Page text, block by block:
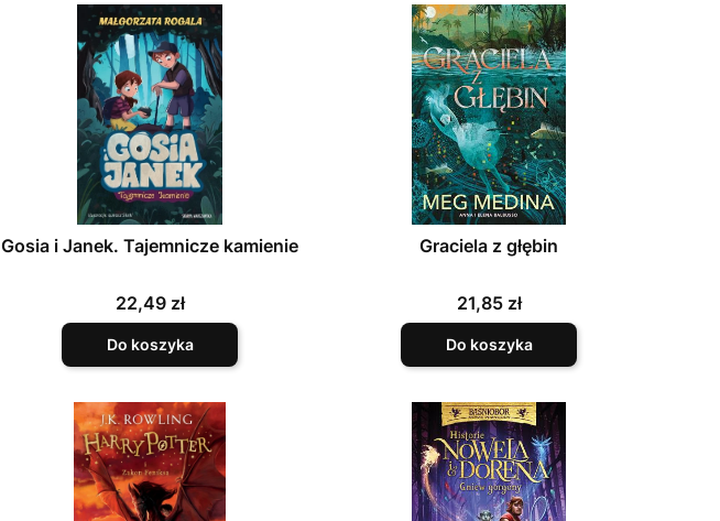
Gosia i Janek. Tajemnicze kamienie
Cena
22,49 zł
Do koszyka
Graciela z głębin
Cena
21,85 zł
Do koszyka